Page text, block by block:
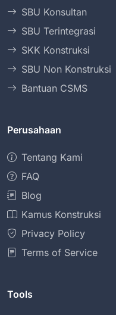
SBU Konsultan
SBU Terintegrasi
SKK Konstruksi
SBU Non Konstruksi
Bantuan CSMS
Perusahaan
Tentang Kami
FAQ
Blog
Kamus Konstruksi
Privacy Policy
Terms of Service
Tools